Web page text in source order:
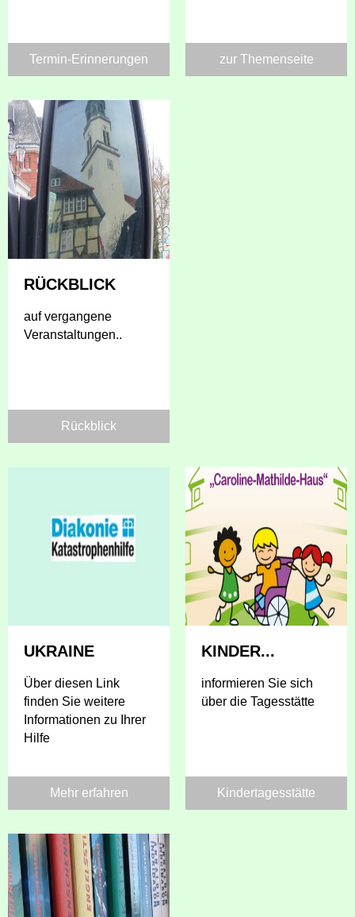
Termin-Erinnerungen zur Themenseite
RÜCKBLICK
auf vergangene
Veranstaltungen..
Rückblick
UKRAINE
Über diesen Link
finden Sie weitere
Informationen zu Ihrer
Hilfe
Mehr erfahren
KINDER...
informieren Sie sich
über die Tagesstätte
Kindertagesstätte